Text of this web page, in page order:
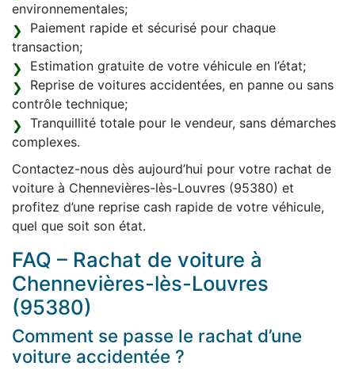
environnementales;
Paiement rapide et sécurisé pour chaque
transaction;
Estimation gratuite de votre véhicule en l’état;
Reprise de voitures accidentées, en panne ou sans
contrôle technique;
Tranquillité totale pour le vendeur, sans démarches
complexes.
Contactez-nous dès aujourd’hui pour votre rachat de
voiture à Chennevières-lès-Louvres (95380) et
profitez d’une reprise cash rapide de votre véhicule,
quel que soit son état.
FAQ – Rachat de voiture à
Chennevières-lès-Louvres
(95380)
Comment se passe le rachat d’une
voiture accidentée ?